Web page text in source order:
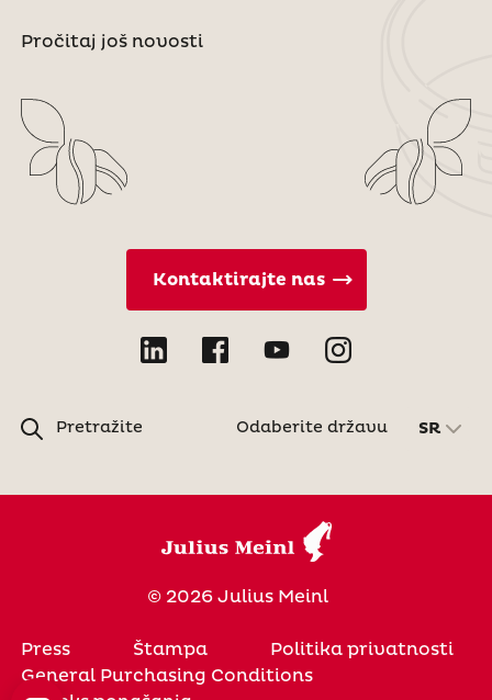
Pročitaj još novosti
Pretražite
Kontaktirajte nas
Odaberite državu SR
© 2026 Julius Meinl
Press Štampa
Politika privatnosti
General Purchasing Conditions